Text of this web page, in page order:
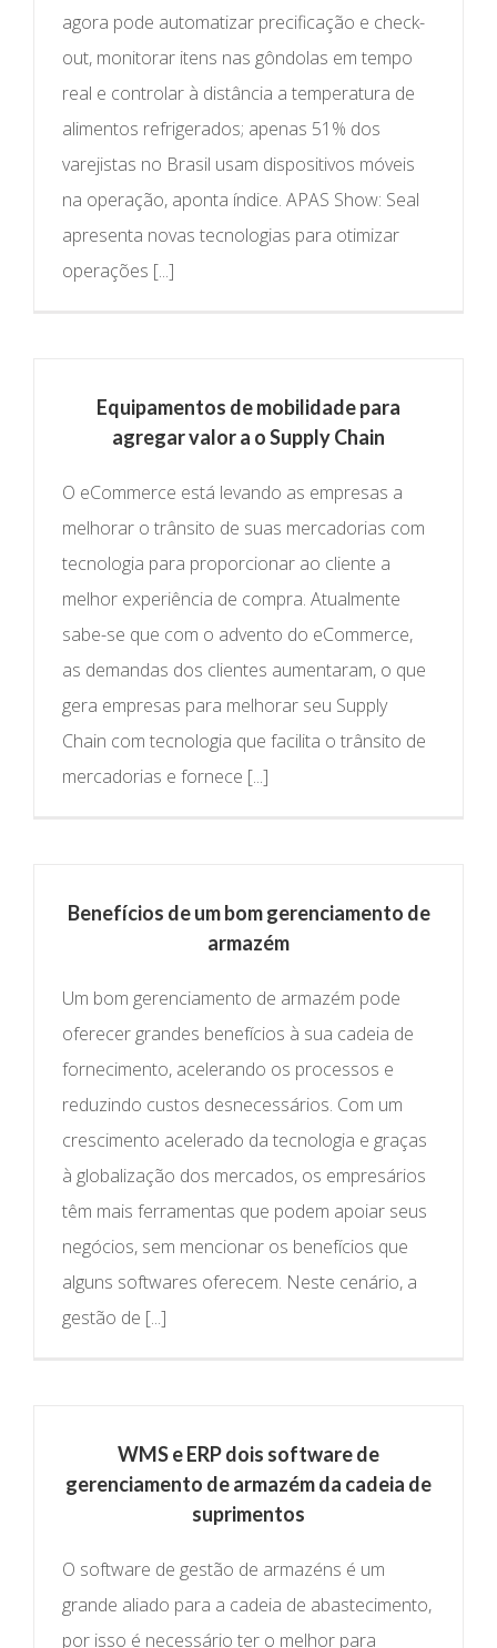
agora pode automatizar precificação e check-
out, monitorar itens nas gôndolas em tempo
real e controlar à distância a temperatura de
alimentos refrigerados; apenas 51% dos
varejistas no Brasil usam dispositivos móveis
na operação, aponta índice. APAS Show: Seal
apresenta novas tecnologias para otimizar
operações [...]
Equipamentos de mobilidade para
agregar valor a o Supply Chain
O eCommerce está levando as empresas a
melhorar o trânsito de suas mercadorias com
tecnologia para proporcionar ao cliente a
melhor experiência de compra. Atualmente
sabe-se que com o advento do eCommerce,
as demandas dos clientes aumentaram, o que
gera empresas para melhorar seu Supply
Chain com tecnologia que facilita o trânsito de
mercadorias e fornece [...]
Benefícios de um bom gerenciamento de
armazém
Um bom gerenciamento de armazém pode
oferecer grandes benefícios à sua cadeia de
fornecimento, acelerando os processos e
reduzindo custos desnecessários. Com um
crescimento acelerado da tecnologia e graças
à globalização dos mercados, os empresários
têm mais ferramentas que podem apoiar seus
negócios, sem mencionar os benefícios que
alguns softwares oferecem. Neste cenário, a
gestão de [...]
WMS e ERP dois software de
gerenciamento de armazém da cadeia de
suprimentos
O software de gestão de armazéns é um
grande aliado para a cadeia de abastecimento,
por isso é necessário ter o melhor para